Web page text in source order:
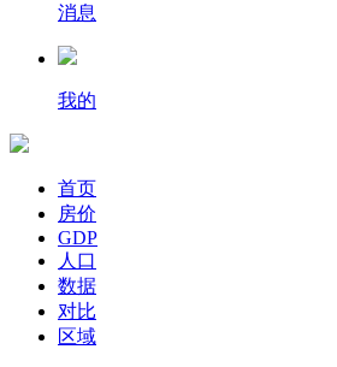
消息
我的
首页
房价
GDP
人口
数据
对比
区域